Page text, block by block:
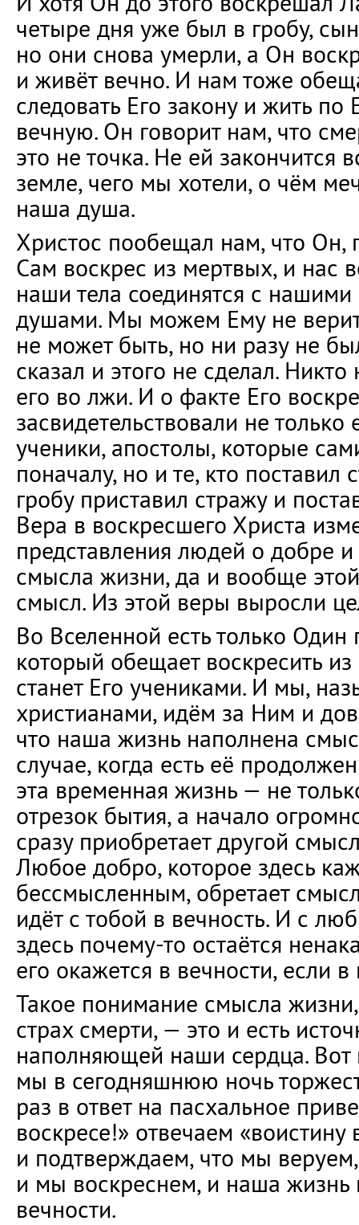
четыре дня уже был в гробу,
но они снова умерли, а Он
и живёт вечно. И нам тоже
следовать Его закону и жить по
вечную. Он говорит нам, что
это не точка. Не ей закончится
земле, чего мы хотели, о чём
наша душа.
Христос пообещал нам, что Он,
Сам воскрес из мертвых, и нас
наши тела соединятся с
душами. Мы можем Ему не
не может быть, но ни разу не
сказал и этого не сделал.
его во лжи. И о факте Его
засвидетельствовали не
ученики, апостолы, которые
поначалу, но и те, кто поставил
гробу приставил стражу и
Вера в воскресшего Христа
представления людей о добре
смысла жизни, да и вообще
смысл. Из этой веры выросли
Во Вселенной есть только Один
который обещает воскресить из
станет Его учениками. И мы,
христианами, идём за Ним и
что наша жизнь наполнена
случае, когда есть её
эта временная жизнь — не
отрезок бытия, а начало
сразу приобретает другой
Любое добро, которое здесь
бессмысленным, обретает
идёт с тобой в вечность. И с
здесь почему-то остаётся
его окажется в вечности, если
Такое понимание смысла
страх смерти, — это и есть
наполняющей наши сердца. Вот
мы в сегодняшнюю ночь
раз в ответ на пасхальное
воскресе!» отвечаем «воистину
и подтверждаем, что мы
и мы воскреснем, и наша
вечности.